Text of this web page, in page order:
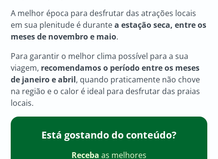
A melhor época para desfrutar das atrações locais
em sua plenitude é durantea estação seca, entre os
meses de novembro e maio.
Para garantir o melhor clima possível para a sua
viagem, recomendamos o período entre os meses
de janeiro e abril, quando praticamente não chove
na região e o calor é ideal para desfrutar das praias
locais.
Está gostando do conteúdo?
Receba as melhores